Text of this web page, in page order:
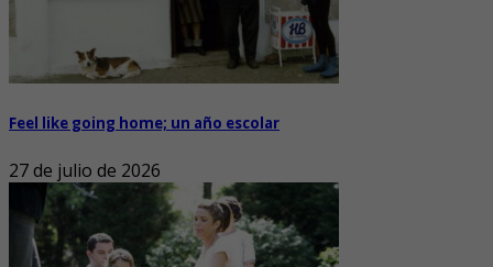
Feel like going home; un año escolar
27 de julio de 2026